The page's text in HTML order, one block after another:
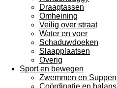
Draagtassen
Omheining
Veilig over straat
Water en voer
Schaduwdoeken
Slaapplaatsen
Overig
Sport en bewegen
Zwemmen en Suppen
Coördinatie en balans